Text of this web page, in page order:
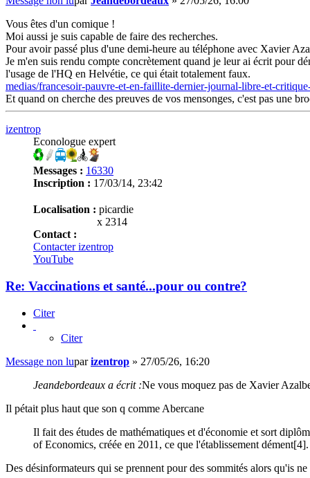
Vous êtes d'un comique !
Moi aussi je suis capable de faire des recherches.
Pour avoir passé plus d'une demi-heure au téléphone avec Xavier
Je m'en suis rendu compte concrètement quand je leur ai écrit pour
l'usage de l'HQ en Helvétie, ce qui était totalement faux.
medias/francesoir-pauvre-et-en-faillite-dernier-journal-libre-et-
Et quand on cherche des preuves de vos mensonges, c'est pas une
izentrop
Econologue expert
Messages : 16330
Inscription : 17/03/14, 23:42
Localisation : picardie
x 2314
Contact :
Contacter izentrop
YouTube
Re: Vaccinations et santé...pour ou contre?
Citer
Citer
Message non luparizentrop » 27/05/26, 16:20
Jeandebordeaux a écrit :Ne vous moquez pas de Xavier
Il pétait plus haut que son q comme Abercane
Il fait des études de mathématiques et d'économie et sort
of Economics, créée en 2011, ce que l'établissement dément[4].
Des désinformateurs qui se prennent pour des sommités alors qu'is